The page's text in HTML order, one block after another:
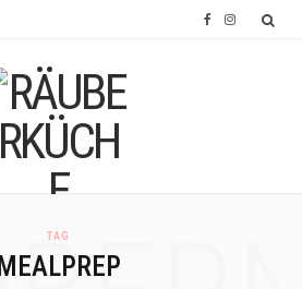
I
TAG
MEALPREP